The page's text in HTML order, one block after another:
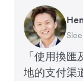
「使用換
地的支付渠